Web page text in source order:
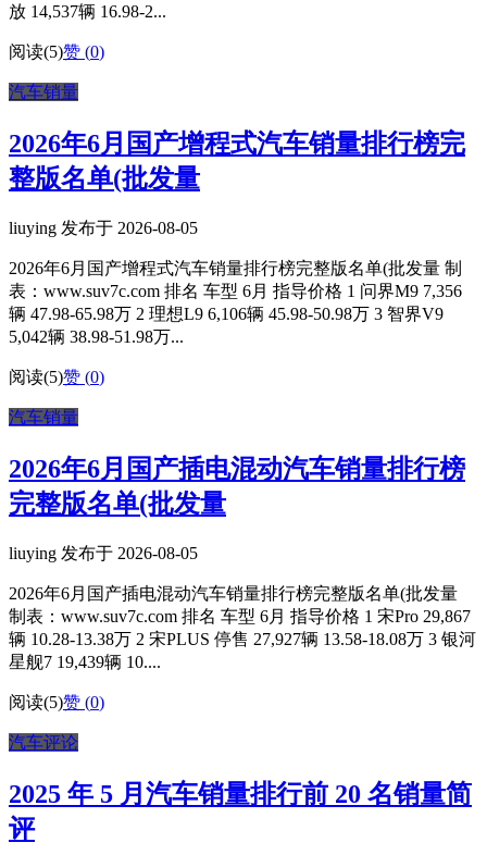
放 14,537辆 16.98-2...
阅读(5)赞 (0)
汽车销量
2026年6月国产增程式汽车销量排行榜完
整版名单(批发量
liuying 发布于 2026-08-05
2026年6月国产增程式汽车销量排行榜完整版名单(批发量 制
表：www.suv7c.com 排名 车型 6月 指导价格 1 问界M9 7,356
辆 47.98-65.98万 2 理想L9 6,106辆 45.98-50.98万 3 智界V9
5,042辆 38.98-51.98万...
阅读(5)赞 (0)
汽车销量
2026年6月国产插电混动汽车销量排行榜
完整版名单(批发量
liuying 发布于 2026-08-05
2026年6月国产插电混动汽车销量排行榜完整版名单(批发量
制表：www.suv7c.com 排名 车型 6月 指导价格 1 宋Pro 29,867
辆 10.28-13.38万 2 宋PLUS 停售 27,927辆 13.58-18.08万 3 银河
星舰7 19,439辆 10....
阅读(5)赞 (0)
汽车评论
2025 年 5 月汽车销量排行前 20 名销量简
评